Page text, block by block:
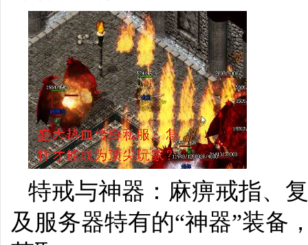
特戒与神器：麻痹戒指、
及服务器特有的“神器”装备